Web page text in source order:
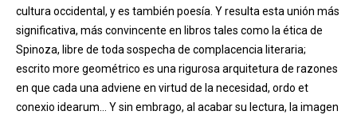
cultura occidental, y es también poesía. Y resulta esta unión más
significativa, más convincente en libros tales como la ética de
Spinoza, libre de toda sospecha de complacencia literaria;
escrito more geométrico es una rigurosa arquitetura de razones
en que cada una adviene en virtud de la necesidad, ordo et
conexio idearum… Y sin embrago, al acabar su lectura, la imagen